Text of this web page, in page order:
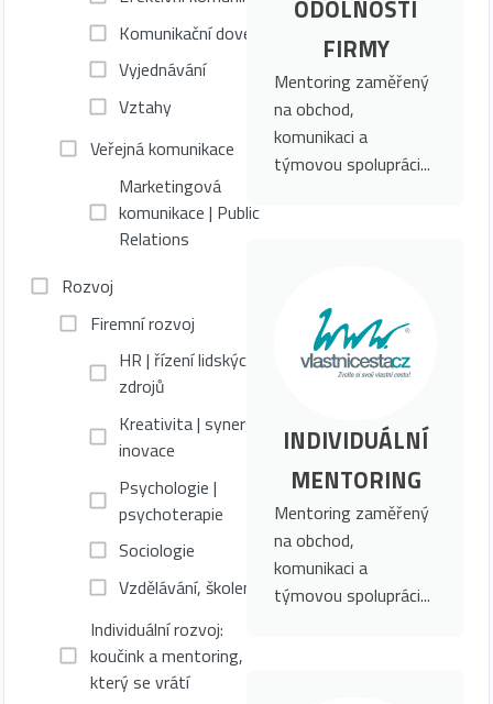
Komunikační dovednosti
Vyjednávání
Vztahy
Veřejná komunikace
Marketingová
komunikace | Public
Relations
Rozvoj
Firemní rozvoj
HR | řízení lidských
zdrojů
Kreativita | synergie |
inovace
Psychologie |
psychoterapie
Sociologie
Vzdělávání, školení
Individuální rozvoj:
koučink a mentoring,
který se vrátí
ODOLNOSTI
FIRMY
Mentoring zaměřený
na obchod,
komunikaci a
týmovou spolupráci...
INDIVIDUÁLNÍ
MENTORING
Mentoring zaměřený
na obchod,
komunikaci a
týmovou spolupráci...